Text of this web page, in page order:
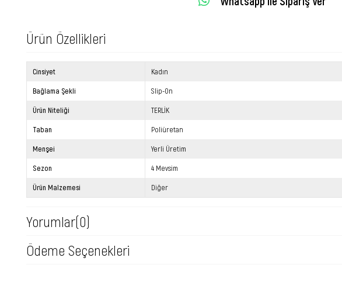
Ürün Özellikleri
Cinsiyet Kadın
Bağlama Şekli Slip-On
Ürün Niteliği TERLİK
Taban Poliüretan
Menşei Yerli Üretim
Sezon 4 Mevsim
Ürün Malzemesi Diğer
Yorumlar(0)
Ödeme Seçenekleri